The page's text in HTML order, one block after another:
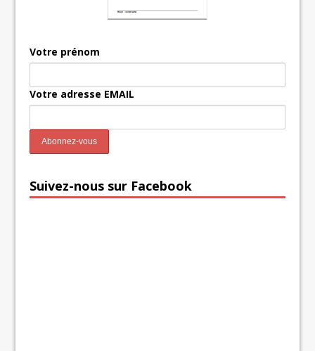
Votre prénom
Votre adresse EMAIL
Suivez-nous sur Facebook